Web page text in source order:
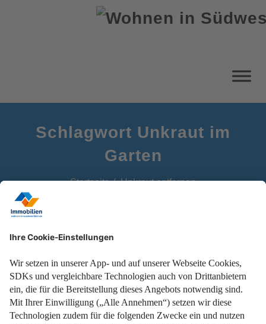
Schlagwort Unkraut im
Garten
Startseite Unkraut entfernen
Erfahren Sie, wie Sie Unkraut nachhaltig entfernen und
dabei Zeit sparen.
Weiterlesen